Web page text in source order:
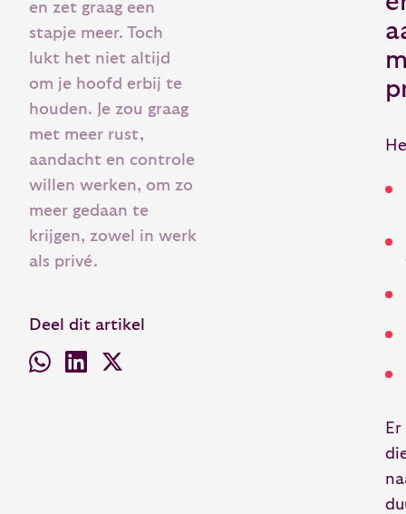
en zet graag een
stapje meer. Toch
lukt het niet altijd
om je hoofd erbij te
houden. Je zou graag
met meer rust,
aandacht en controle
willen werken, om zo
meer gedaan te
krijgen, zowel in werk
als privé.
Deel dit artikel